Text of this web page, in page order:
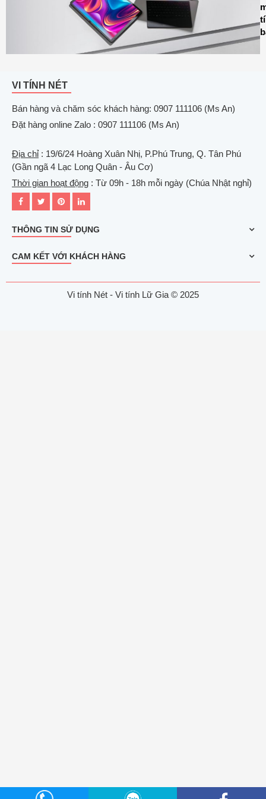
VI TÍNH NÉT
Bán hàng và chăm sóc khách hàng: 0907 111106 (Ms An)
Đặt hàng online Zalo : 0907 111106 (Ms An)
Địa chỉ: 19/6/24 Hoàng Xuân Nhị, P.Phú Trung, Q. Tân Phú
(Gần ngã 4 Lạc Long Quân - Âu Cơ)
Thời gian hoạt động : Từ 09h - 18h mỗi ngày (Chúa Nhật nghỉ)
THÔNG TIN SỬ DỤNG
CAM KẾT VỚI KHÁCH HÀNG
Vi tính Nét - Vi tính Lữ Gia © 2025